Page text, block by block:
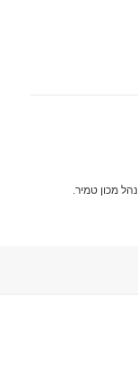
מכון טמיר.